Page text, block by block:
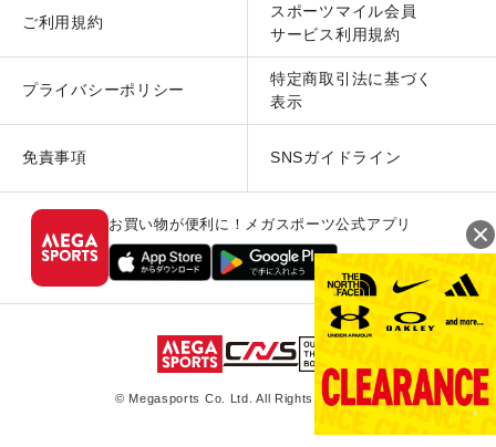
ご利用規約
スポーツマイル会員
サービス利用規約
プライバシーポリシー
特定商取引法に基づく
表示
免責事項 SNSガイドライン
お買い物が便利に！メガスポーツ公式アプリ
© Megasports Co. Ltd. All Rights Reserved.